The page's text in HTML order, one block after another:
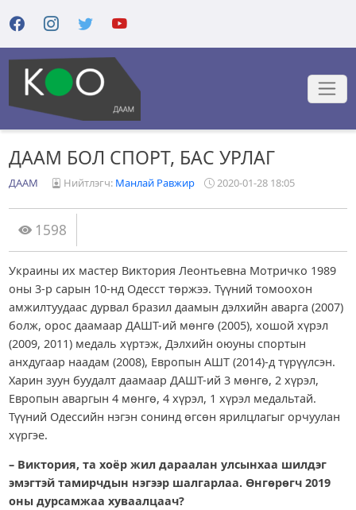
ДААМ БОЛ СПОРТ, БАС УРЛАГ
ДААМ Нийтлэгч: Манлай Равжир 2020-01-28 18:05
1598
Украины их мастер Виктория Леонтьевна Мотричко 1989
оны 3-р сарын 10-нд Одесст төржээ. Түүний томоохон
амжилтуудаас дурвал бразил даамын дэлхийн аварга (2007)
болж, орос даамаар ДАШТ-ий мөнгө (2005), хошой хүрэл
(2009, 2011) медаль хүртэж, Дэлхийн оюуны спортын
анхдугаар наадам (2008), Европын АШТ (2014)-д түрүүлсэн.
Харин зуун буудалт даамаар ДАШТ-ий 3 мөнгө, 2 хүрэл,
Европын аваргын 4 мөнгө, 4 хүрэл, 1 хүрэл медальтай.
Түүний Одессийн нэгэн сонинд өгсөн ярилцлагыг орчуулан
хүргэе.
– Виктория, та хоёр жил дараалан улсынхаа шилдэг
эмэгтэй тамирчдын нэгээр шалгарлаа. Өнгөрөгч 2019
оны дурсамжаа хуваалцаач?